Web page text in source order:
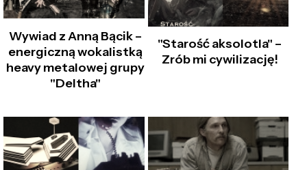
Wywiad z Anną Bącik –
energiczną wokalistką
heavy metalowej grupy
"Deltha"
"Starość aksolotla" –
Zrób mi cywilizację!